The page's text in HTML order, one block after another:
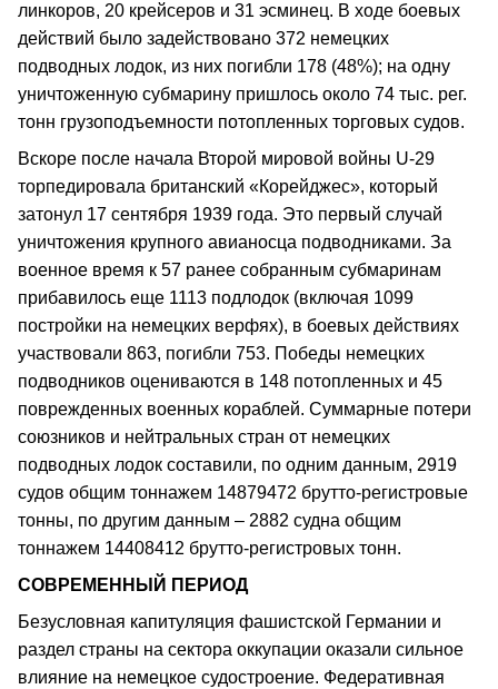
линкоров, 20 крейсеров и 31 эсминец. В ходе боевых
действий было задействовано 372 немецких
подводных лодок, из них погибли 178 (48%); на одну
уничтоженную субмарину пришлось около 74 тыс. рег.
тонн грузоподъемности потопленных торговых судов.
Вскоре после начала Второй мировой войны U-29
торпедировала британский «Корейджес», который
затонул 17 сентября 1939 года. Это первый случай
уничтожения крупного авианосца подводниками. За
военное время к 57 ранее собранным субмаринам
прибавилось еще 1113 подлодок (включая 1099
постройки на немецких верфях), в боевых действиях
участвовали 863, погибли 753. Победы немецких
подводников оцениваются в 148 потопленных и 45
поврежденных военных кораблей. Суммарные потери
союзников и нейтральных стран от немецких
подводных лодок составили, по одним данным, 2919
судов общим тоннажем 14879472 брутто-регистровые
тонны, по другим данным – 2882 судна общим
тоннажем 14408412 брутто-регистровых тонн.
СОВРЕМЕННЫЙ ПЕРИОД
Безусловная капитуляция фашистской Германии и
раздел страны на сектора оккупации оказали сильное
влияние на немецкое судостроение. Федеративная